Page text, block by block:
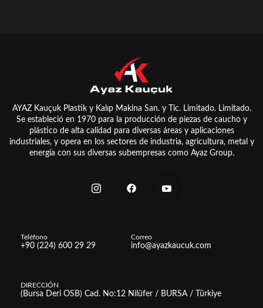
AYAZ Kauçuk Plastik y Kalıp Makina San. y Tic. Limitado. Limitado.
Se estableció en 1970 para la producción de piezas de caucho y
plástico de alta calidad para diversas áreas y aplicaciones
industriales, y opera en los sectores de industria, agricultura, metal y
energía con sus diversas subempresas como Ayaz Group.
Teléfono
+90 (224) 600 29 29
Correo
info@ayazkaucuk.com
DIRECCIÓN
(Bursa Deri OSB) Cad. No:12 Nilüfer / BURSA / Türkiye